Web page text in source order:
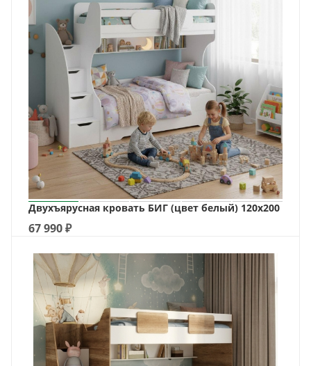
Двухъярусная кровать БИГ (цвет белый) 120х200
67 990₽